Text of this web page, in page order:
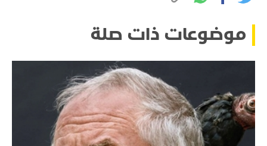
موضوعات ذات صلة